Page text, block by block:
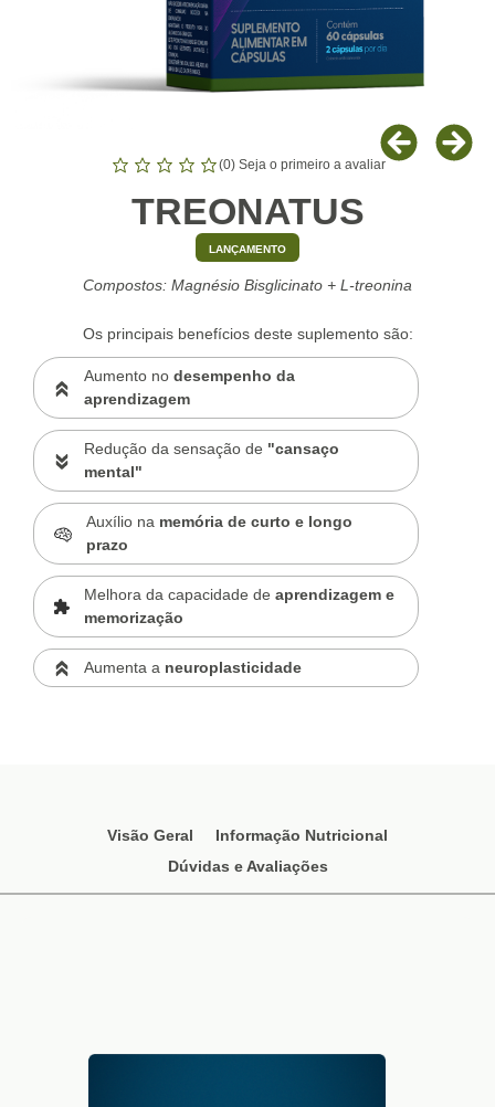
(0) Seja o primeiro a avaliar
TREONATUS
LANÇAMENTO
Compostos: Magnésio Bisglicinato + L-treonina
Os principais benefícios deste suplemento são:
Aumento no desempenho da
aprendizagem
Redução da sensação de "cansaço
mental"
Auxílio na memória de curto e longo
prazo
Melhora da capacidade de aprendizagem e
memorização
Aumenta a neuroplasticidade
Visão Geral
Informação Nutricional
Dúvidas e Avaliações